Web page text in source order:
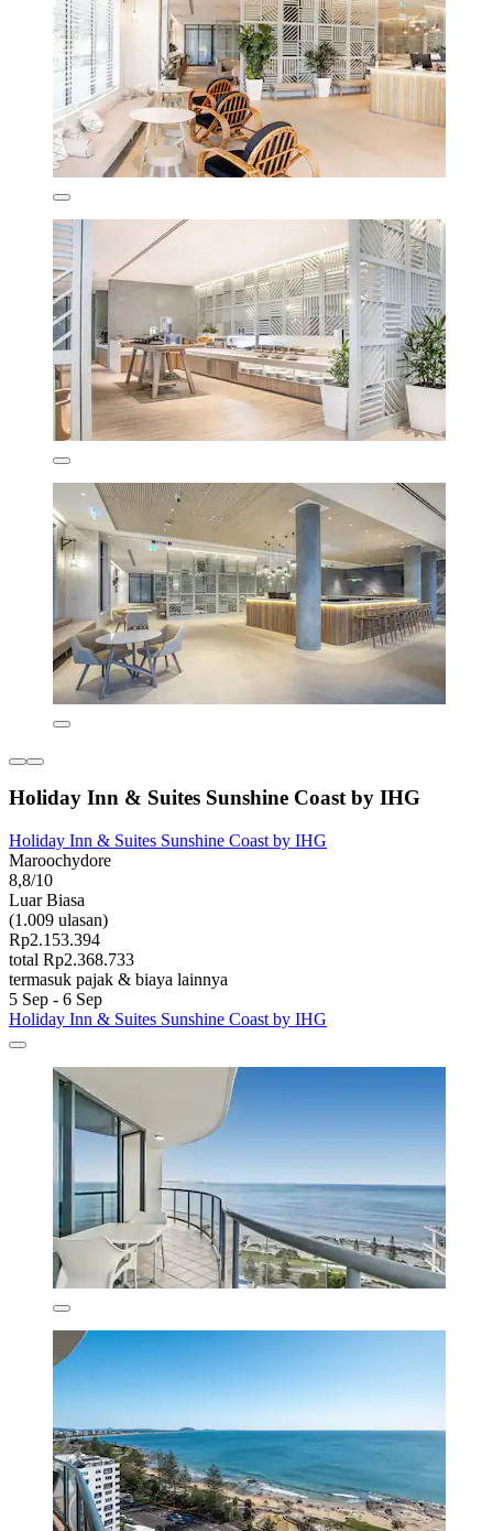
Holiday Inn & Suites Sunshine Coast by IHG
Holiday Inn & Suites Sunshine Coast by IHG
Maroochydore
8,8/10
Luar Biasa
(1.009 ulasan)
Rp2.153.394
total Rp2.368.733
termasuk pajak & biaya lainnya
5 Sep - 6 Sep
Holiday Inn & Suites Sunshine Coast by IHG